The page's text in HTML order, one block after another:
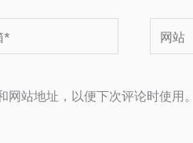
网
站
站地址，以便下次评论时使用。